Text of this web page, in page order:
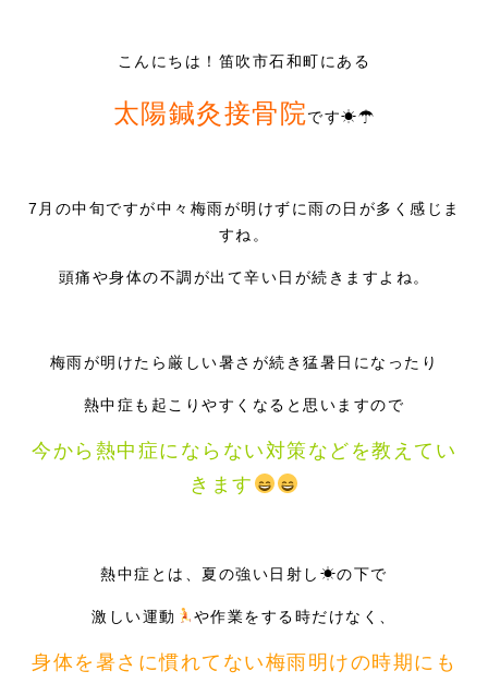
症例別施術
こんにちは！笛吹市石和町にある
太陽鍼灸接骨院です☀☂
7月の中旬ですが中々梅雨が明けずに雨の日が多く感じま
すね。
頭痛や身体の不調が出て辛い日が続きますよね。
梅雨が明けたら厳しい暑さが続き猛暑日になったり
熱中症も起こりやすくなると思いますので
今から熱中症にならない対策などを教えてい
きます
熱中症とは、夏の強い日射し☀の下で
激しい運動 ‍や作業をする時だけなく、
身体を暑さに慣れてない梅雨明けの時期にも